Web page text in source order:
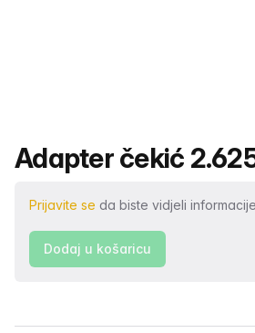
Naziv proizvoda
Adapter čekić
Prijavite se da biste vidjeli
Dodaj u košaricu